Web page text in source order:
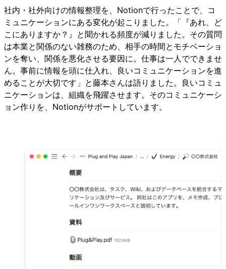
社内・社外向けの情報整理を、Notionで行ったことで、コ
ミュニケーションにある変化が起こりました。「『あれ、ど
こにありますか？』と聞かれる頻度が減りました。その質問
は本業と関係のない雑務のため、相手の時間とモチベーショ
ンを奪い、関係を悪化させる要因に。仕事は一人でできませ
ん。事前に情報を頭に仕入れ、良いコミュニケーションを進
めることが大切です」と藤本さんは語りました。良いコミュ
ニケーションは、組織を飛躍させます。そのコミュニケーシ
ョン作りを、Notionがサポートしています。